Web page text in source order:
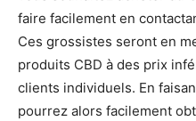
faire facilement en
Ces grossistes seront en
produits CBD à des prix
clients individuels. En
pourrez alors facilement